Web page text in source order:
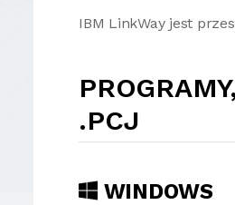
IBM LinkWay jest
.PCJ
WINDOWS